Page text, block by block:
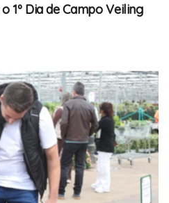
1º Dia de Campo Veiling